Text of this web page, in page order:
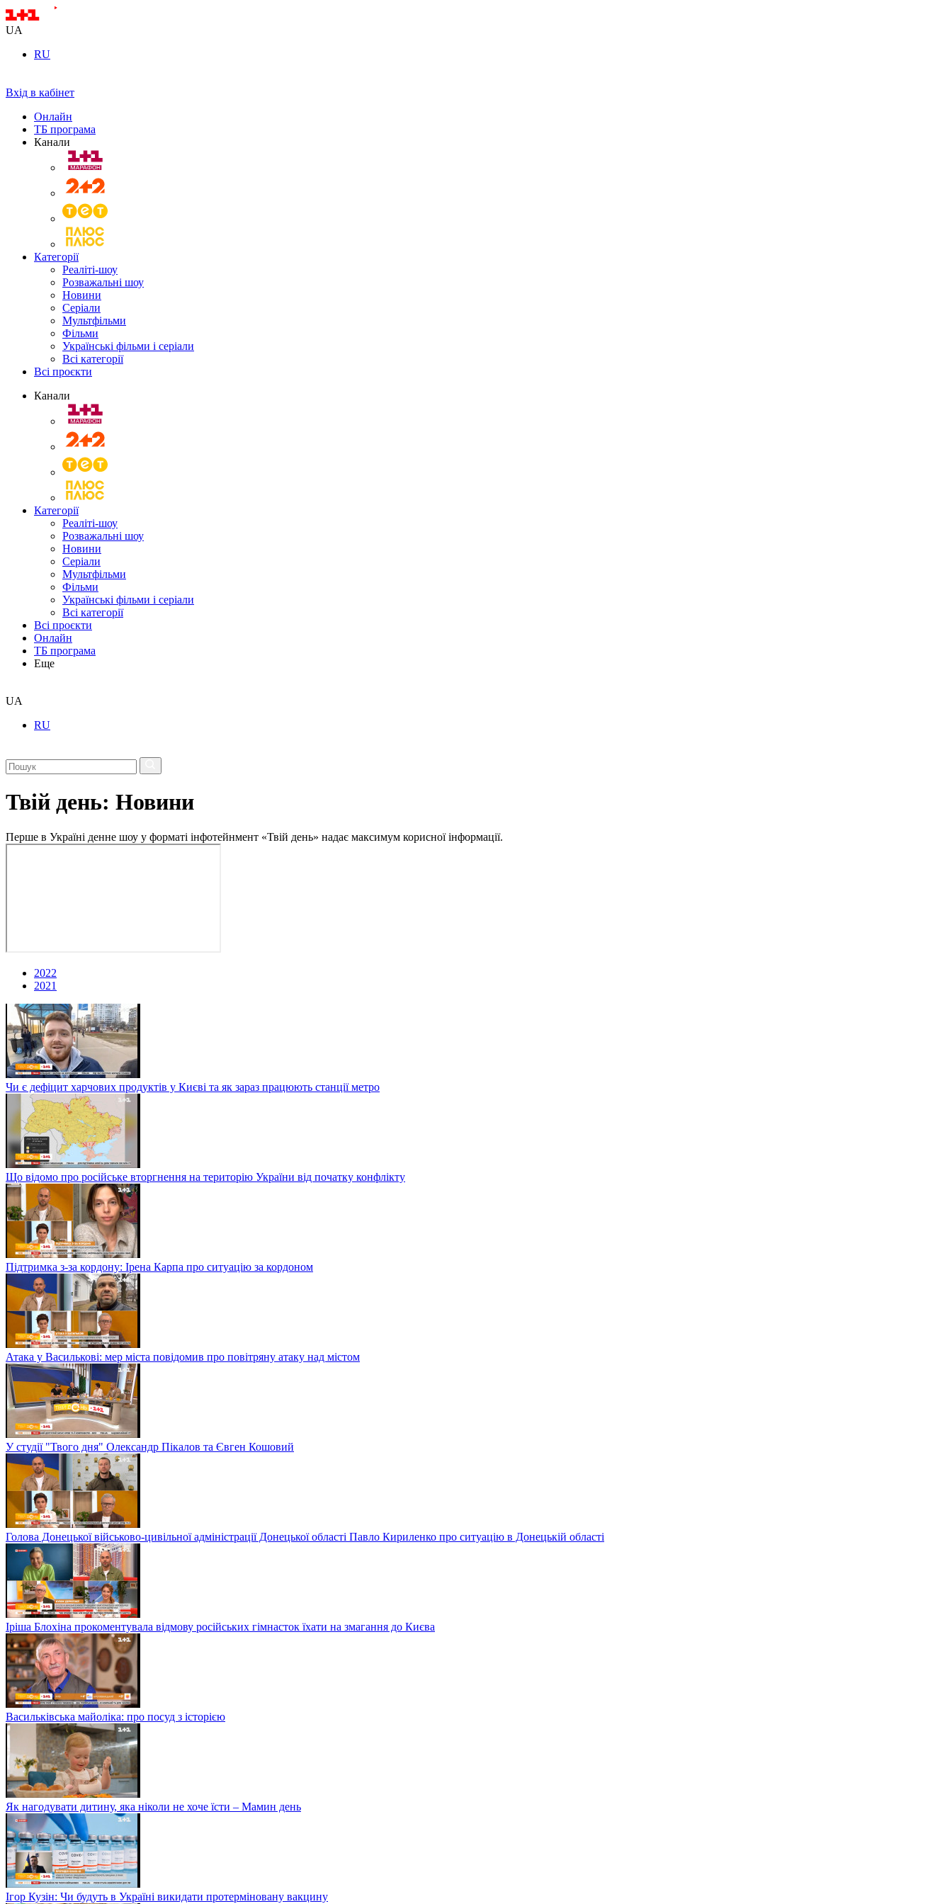
UA
RU
Вхід в кабінет
Онлайн
ТБ програма
Канали
Категорії
Реаліті-шоу
Розважальні шоу
Новини
Серіали
Мультфільми
Фільми
Українські фільми і серіали
Всі категорії
Всі проєкти
Канали
Категорії
Реаліті-шоу
Розважальні шоу
Новини
Серіали
Мультфільми
Фільми
Українські фільми і серіали
Всі категорії
Всі проєкти
Онлайн
ТБ програма
Еще
UA
RU
Твій день: Новини
Перше в Україні денне шоу у форматі інфотейнмент «Твій день» надає максимум корисної інформації.
2022
2021
Чи є дефіцит харчових продуктів у Києві та як зараз працюють станції метро
Що відомо про російське вторгнення на територію України від початку конфлікту
Підтримка з-за кордону: Ірена Карпа про ситуацію за кордоном
Атака у Василькові: мер міста повідомив про повітряну атаку над містом
У студії "Твого дня" Олександр Пікалов та Євген Кошовий
Голова Донецької військово-цивільної адміністрації Донецької області Павло Кириленко про ситуацію в Донецькій області
Іріша Блохіна прокоментувала відмову російських гімнасток їхати на змагання до Києва
Васильківська майоліка: про посуд з історією
Як нагодувати дитину, яка ніколи не хоче їсти – Мамин день
Ігор Кузін: Чи будуть в Україні викидати протерміновану вакцину